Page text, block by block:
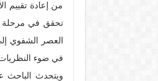
من إعادة تقييم
تحقق في مرحلة
العصر الشفوي
في ضوء النظريات
ويتحدث الباحث